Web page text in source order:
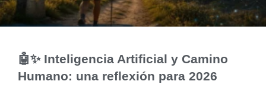
🤖✨ Inteligencia Artificial y Camino
Humano: una reflexión para 2026